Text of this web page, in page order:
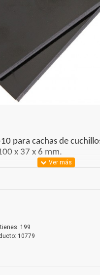
10 para cachas de
x 37 x 6 mm.
199
10779